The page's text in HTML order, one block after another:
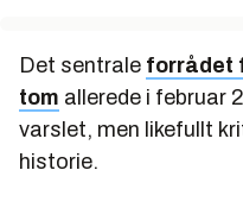
Det sentrale forrådet
tom allerede i februar
varslet, men likefullt
historie.